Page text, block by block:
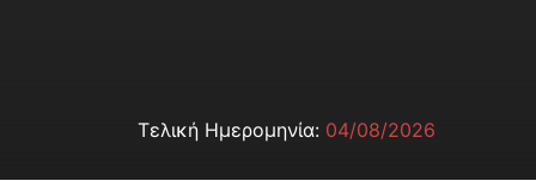
Τελική Ημερομηνία: 04/08/2026